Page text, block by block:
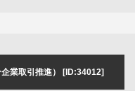
業取引推進） [ID:34012]